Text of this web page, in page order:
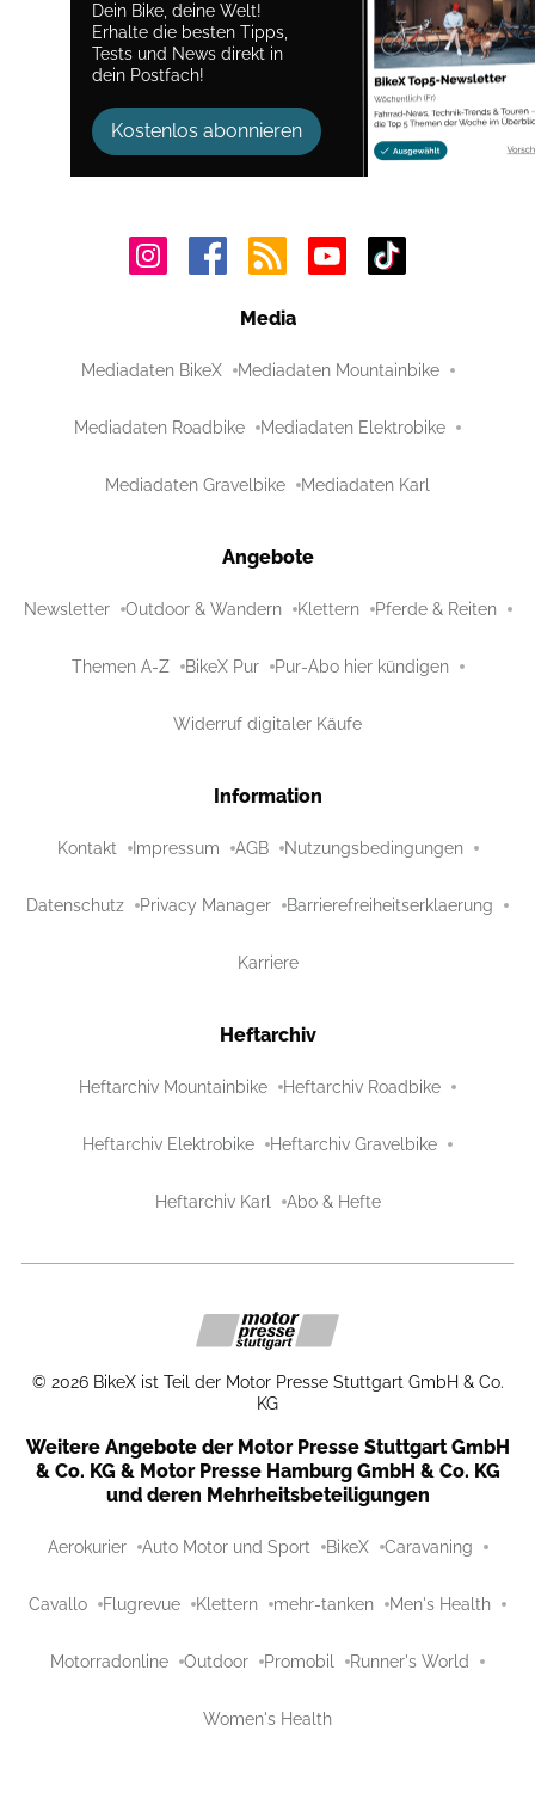
Dein Bike, deine Welt!
Erhalte die besten Tipps,
Tests und News direkt in
dein Postfach!
Kostenlos abonnieren
Media
Mediadaten BikeX Mediadaten Mountainbike
Mediadaten Roadbike Mediadaten Elektrobike
Mediadaten Gravelbike Mediadaten Karl
Angebote
Newsletter Outdoor & Wandern Klettern Pferde & Reiten
Themen A-Z BikeX Pur Pur-Abo hier kündigen
Widerruf digitaler Käufe
Information
Kontakt Impressum AGB Nutzungsbedingungen
Datenschutz Privacy Manager Barrierefreiheitserklaerung
Karriere
Heftarchiv
Heftarchiv Mountainbike Heftarchiv Roadbike
Heftarchiv Elektrobike Heftarchiv Gravelbike
Heftarchiv Karl Abo & Hefte
© 2026 BikeX ist Teil der Motor Presse Stuttgart GmbH & Co.
KG
Weitere Angebote der Motor Presse Stuttgart GmbH
& Co. KG & Motor Presse Hamburg GmbH & Co. KG
und deren Mehrheitsbeteiligungen
Aerokurier Auto Motor und Sport BikeX Caravaning
Cavallo Flugrevue Klettern mehr-tanken Men's Health
Motorradonline Outdoor Promobil Runner's World
Women's Health